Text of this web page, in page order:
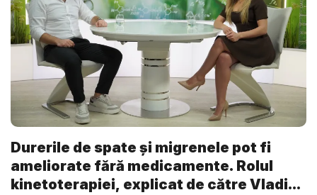
Durerile de spate și migrenele pot fi
ameliorate fără medicamente. Rolul
kinetoterapiei, explicat de către Vladi...